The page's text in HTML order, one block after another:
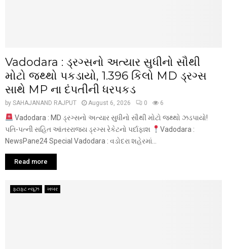
Vadodara : ડ્રગ્સનો અત્યાર સુધીનો સૌથી
મોટો જથ્થો પકડાયો, 1.396 કિલો MD ડ્રગ્સ
સાથે MP ના દંપતીની ધરપકડ
by SAHAJANAND RAJPUT August 6, 2026 0 6
Vadodara : MD ડ્રગ્સનો અત્યાર સુધીનો સૌથી મોટો જથ્થો ઝડપાયો!
પતિ-પત્ની સહિત આંતરરાજ્ય ડ્રગ્સ રેકેટનો પર્દાફાશ
Vadodara :
NewsPane24 Special Vadodara : વડોદરા શહેરમાં...
Read more
ફટાફટ ન્યૂઝ ખબર